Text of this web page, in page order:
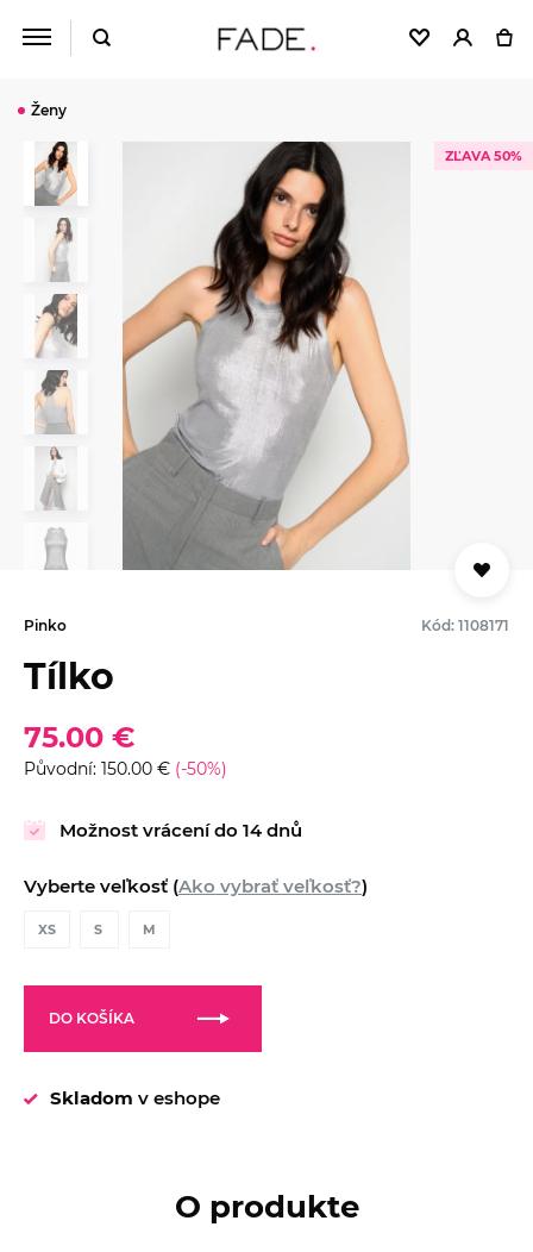
Ženy
ZĽAVA 50%
Pinko Kód: 1108171
Tílko
75.00 €
Původní: 150.00 € (-50%)
Možnost vrácení do 14 dnů
Vyberte veľkosť (Ako vybrať veľkosť?)
XS S M
DO KOŠÍKA
Skladom v eshope
O produkte